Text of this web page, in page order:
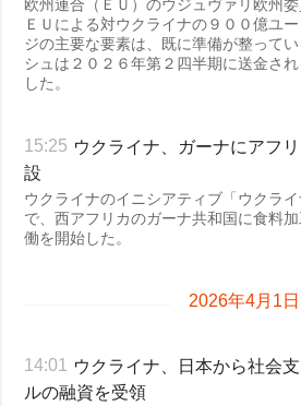
欧州連合（ＥＵ）のウジュヴァリ欧州委
ＥＵによる対ウクライナの９００億ユ
ジの主要な要素は、既に準備が整って
シュは２０２６年第２四半期に送金さ
した。
15:25 ウクライナ、ガーナにアフ
設
ウクライナのイニシアティブ「ウクラ
で、西アフリカのガーナ共和国に食料
働を開始した。
2026年4月1日
14:01
ウクライナ、日本から社会
ルの融資を受領